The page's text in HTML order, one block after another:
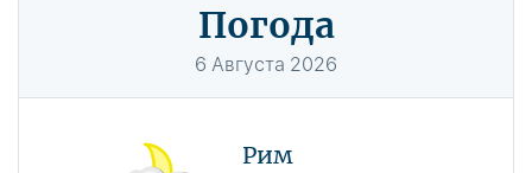
Погода
6 Августа 2026
Рим